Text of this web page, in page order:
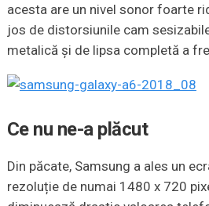
acesta are un nivel sonor foarte
jos de distorsiunile cam
metalică și de lipsa completă a
Ce nu ne-a plăcut
Din păcate, Samsung a ales un
rezoluție de numai 1480 x 720